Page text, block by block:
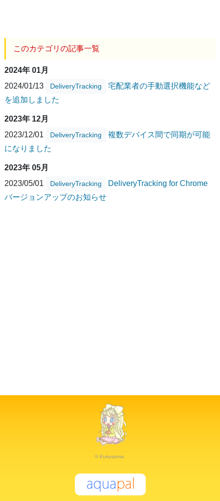
このカテゴリの記事一覧
2024年 01月
2024/01/13
DeliveryTracking
宅配業者の手動選択機能など
を追加しました
2023年 12月
2023/12/01
DeliveryTracking
複数デバイス間で同期が可能
になりました
2023年 05月
2023/05/01
DeliveryTracking
DeliveryTracking for Chrome
バージョンアップのお知らせ
© Kukusama.